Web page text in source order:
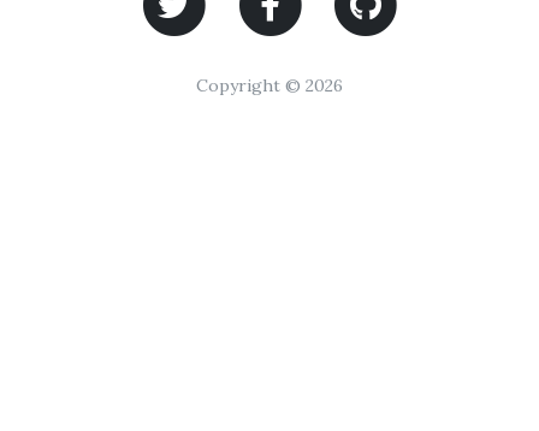
Copyright © 2026